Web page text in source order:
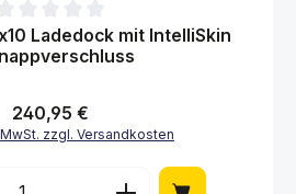
von 0 von 5 Sternen
Ladedock mit IntelliSkin
Regulärer Preis:
240,95 €
zzgl. Versandkosten
Gib den gewünschten